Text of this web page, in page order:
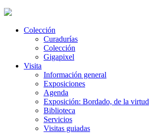
Colección
Curadurías
Colección
Gigapixel
Visita
Información general
Exposiciones
Agenda
Exposición: Bordado, de la virtud
Biblioteca
Servicios
Visitas guiadas